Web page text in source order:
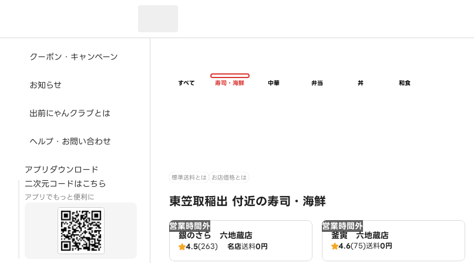
クーポン・キャンペーン
お知らせ
出前にゃんクラブとは
ヘルプ・お問い合わせ
アプリダウンロード
二次元コードはこちら
アプリでもっと便利に
すべて 寿司・海鮮 中華 弁当 丼 和食
標準送料とは お店価格とは
東笠取稲出 付近の寿司・海鮮
営業時間外
銀のさら 六地蔵店
4.5(263) 名店送料0円
営業時間外
釜寅 六地蔵店
4.6(75)送料0円